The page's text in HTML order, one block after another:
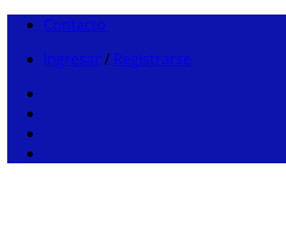
Contacto
Ingresar / Registrarse